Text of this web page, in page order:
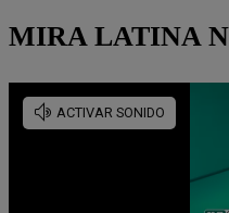
MIRA LATINA